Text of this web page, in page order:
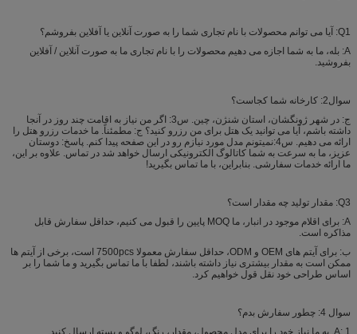
Q1: آیا می توانم محصولات با نام تجاری شما را به صورت آنلاین یا آفلاین بفروشم؟
A: بله، ما به شما اجازه می دهیم محصولات را با نام تجاری ما به صورت آنلاین / آفلاین
بفروشید.
سوال2: کارخانه شما کجاست؟
ج: در شهر ژونگشان، استان شنژن، چین. س3: اگر من نیاز به اقامت چند روز در آنجا
داشته باشم، آیا می توانید یک هتل برای من رزرو کنید؟ ج: مطمئناً. ما خدمات رزرو هتل را
ارائه می دهیم. س4:نميتونم مدل مورد نيازم رو در اين صفحه پيدا کنم. پاسخ: دوستان
عزیز، ما به سرعت به شما کاتالوگ الکترونیکی ارسال خواهد شد در تماس. علاوه بر این،
ما ارائه خدمات سفارشی. بنابراین، با ما تماس بگیرید!
Q3: مقدار تولید چه مقدار است؟
A: برای اقلام موجود در انبار، ما MOQ پایین را قبول می کنیم، حداقل سفارش قابل
مذاکره است.
ب: برای آیتم های OEM و ODM، حداقل سفارش معمولا 7500pcs است، برخی از آیتم ها
ممکن است به مقدار بیشتری نیاز داشته باشند، لطفا با ما تماس بگیرید و ما شما را بر
اساس طراحی خود نقل قول خواهیم کرد.
سوال 4: چطور سفارش بدم؟
A: 1. به ما نیاز خود را برای مدل محصول، مقدار، رنگ، لوگو و بسته ارسال کنید.